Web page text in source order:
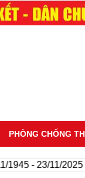
PHÒNG CHỐNG
23/11/2025